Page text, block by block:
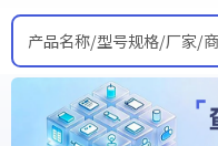
产品名称/型号规格/厂家/